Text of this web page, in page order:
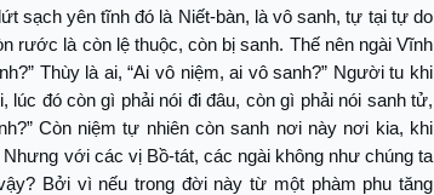
sạch yên tĩnh đó là Niết-bàn, là vô sanh, tự tại tự do
rước là còn lệ thuộc, còn bị sanh. Thế nên ngài Vĩnh
Thùy là ai, “Ai vô niệm, ai vô sanh?” Người tu khi
lúc đó còn gì phải nói đi đâu, còn gì phải nói sanh tử,
Còn niệm tự nhiên còn sanh nơi này nơi kia, khi
với các vị Bồ-tát, các ngài không như chúng ta
Bởi vì nếu trong đời này từ một phàm phu tăng